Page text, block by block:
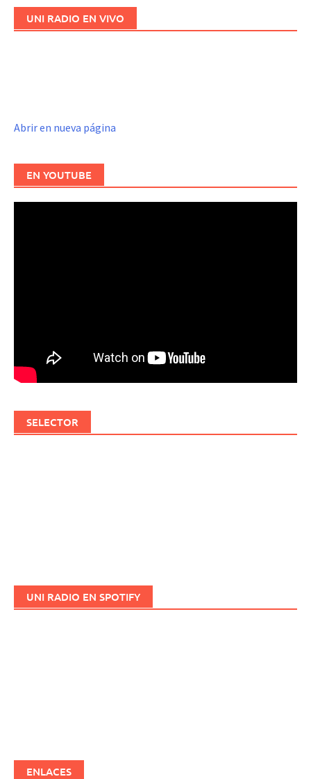
UNI RADIO EN VIVO
Abrir en nueva página
EN YOUTUBE
SELECTOR
UNI RADIO EN SPOTIFY
ENLACES